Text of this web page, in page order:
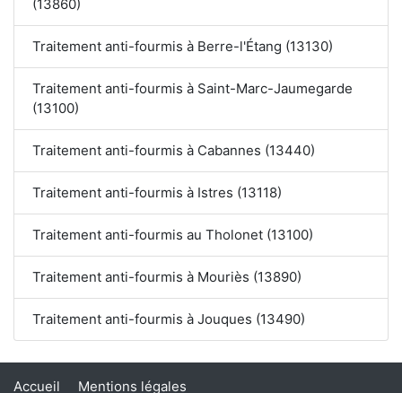
(13860)
Traitement anti-fourmis à Berre-l'Étang (13130)
Traitement anti-fourmis à Saint-Marc-Jaumegarde
(13100)
Traitement anti-fourmis à Cabannes (13440)
Traitement anti-fourmis à Istres (13118)
Traitement anti-fourmis au Tholonet (13100)
Traitement anti-fourmis à Mouriès (13890)
Traitement anti-fourmis à Jouques (13490)
Accueil Mentions légales